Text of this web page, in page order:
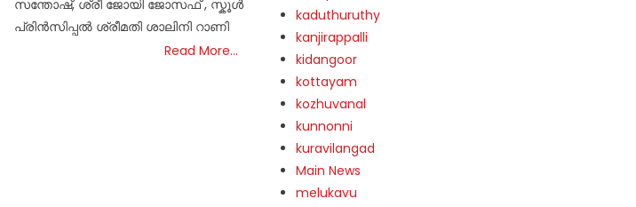
സന്തോഷ്, ശ്രീ ജോയി ജോസഫ് , സ്കൂൾ
പ്രിൻസിപ്പൽ ശ്രീമതി ശാലിനി റാണി
Read More…
kaduthuruthy
kanjirappalli
kidangoor
kottayam
kozhuvanal
kunnonni
kuravilangad
Main News
melukavu